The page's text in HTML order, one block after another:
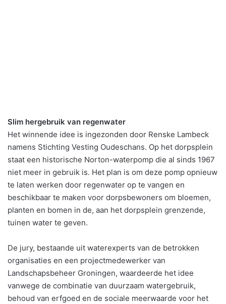
Slim hergebruik van regenwater
Het winnende idee is ingezonden door Renske Lambeck
namens Stichting Vesting Oudeschans. Op het dorpsplein
staat een historische Norton-waterpomp die al sinds 1967
niet meer in gebruik is. Het plan is om deze pomp opnieuw
te laten werken door regenwater op te vangen en
beschikbaar te maken voor dorpsbewoners om bloemen,
planten en bomen in de, aan het dorpsplein grenzende,
tuinen water te geven.
De jury, bestaande uit waterexperts van de betrokken
organisaties en een projectmedewerker van
Landschapsbeheer Groningen, waardeerde het idee
vanwege de combinatie van duurzaam watergebruik,
behoud van erfgoed en de sociale meerwaarde voor het